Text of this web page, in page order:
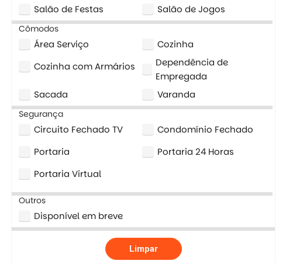
Salão de Festas
Salão de Jogos
Cômodos
Área Serviço
Cozinha
Cozinha com Armários
Dependência de
Empregada
Sacada
Varanda
Segurança
Circuito Fechado TV
Condomínio Fechado
Portaria
Portaria 24 Horas
Portaria Virtual
Outros
Disponível em breve
Limpar